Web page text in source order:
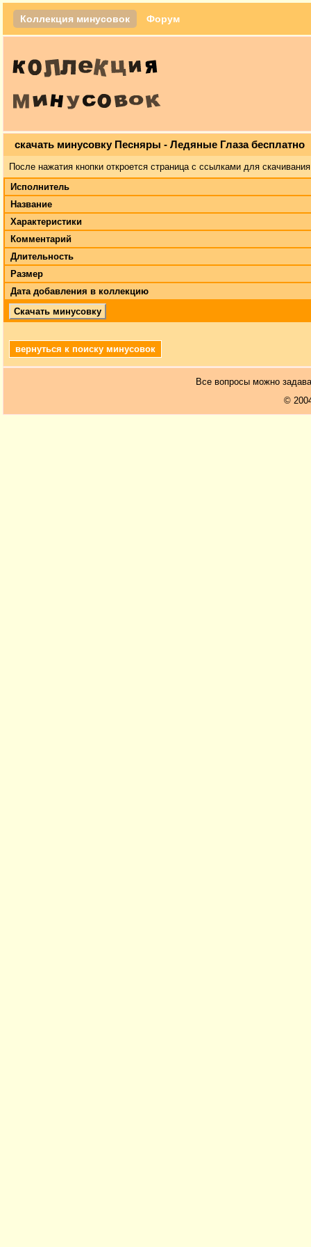
Коллекция минусовок Форум
скачать минусовку Песняры - Ледяные Глаза бесплатно
После нажатия кнопки откроется страница с ссылками для
Исполнитель
Название
Характеристики
Комментарий
Длительность
Размер
Дата добавления в коллекцию
Скачать минусовку
вернуться к поиску минусовок
Все вопросы можно
©